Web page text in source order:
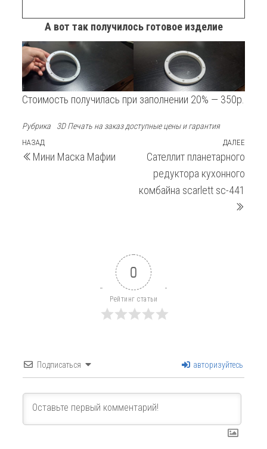
А вот так получилось готовое изделие
Стоимость получилась при заполнении 20% — 350р.
Рубрика 3D Печать на заказ доступные цены и гарантия
Навигация
по
Предыдущая
запись
НАЗАД
Мини Маска Мафии
ДАЛЕЕ
Сателлит планетарного
редуктора кухонного
комбайна scarlett sc-441
0
Рейтинг статьи
Подписаться авторизуйтесь